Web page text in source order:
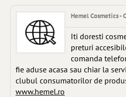
Hemel Cosmetics -
Iti doresti
preturi
comanda
fie aduse acasa sau chiar la
clubul consumatorilor de
www.hemel.ro